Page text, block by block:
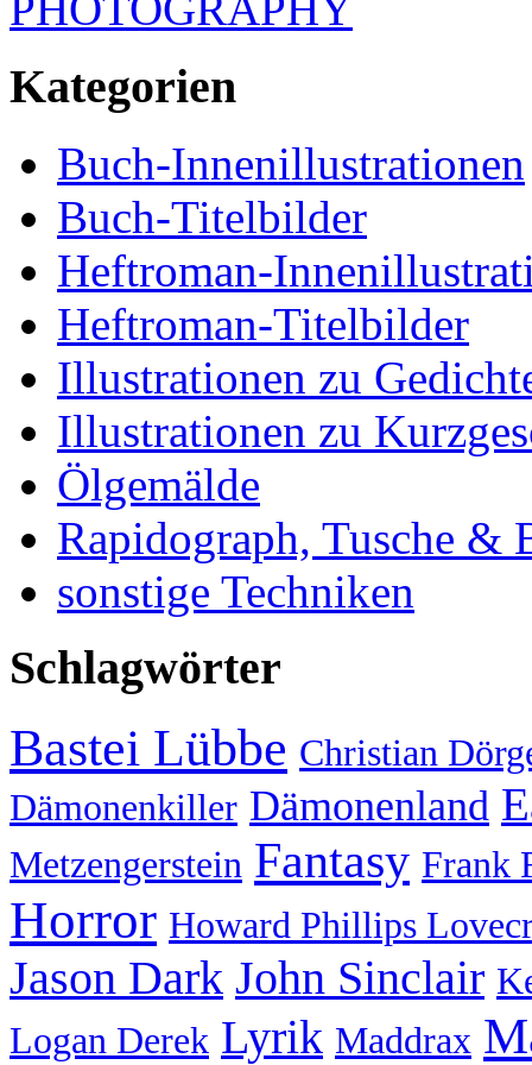
Kategorien
Buch-Innenillustrationen
Buch-Titelbilder
Heftroman-
Heftroman-Titelbilder
Illustrationen zu
Illustrationen zu
Ölgemälde
Rapidograph, Tusche &
sonstige Techniken
Schlagwörter
Bastei Lübbe Christian
Dämonenkiller Dämonenland
Metzengerstein Fantasy Frank
Horror Howard Phillips
Jason Dark John Sinclair
Logan Derek Lyrik Maddrax